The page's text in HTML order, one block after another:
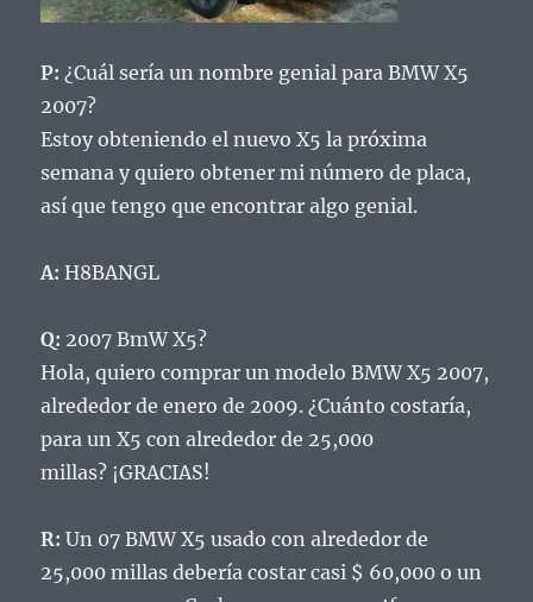
P: ¿Cuál sería un nombre genial para BMW X5
2007?
Estoy obteniendo el nuevo X5 la próxima
semana y quiero obtener mi número de placa,
así que tengo que encontrar algo genial.
A: H8BANGL
Q: 2007 BmW X5?
Hola, quiero comprar un modelo BMW X5 2007,
alrededor de enero de 2009. ¿Cuánto costaría,
para un X5 con alrededor de 25,000
millas? ¡GRACIAS!
R: Un 07 BMW X5 usado con alrededor de
25,000 millas debería costar casi $ 60,000 o un